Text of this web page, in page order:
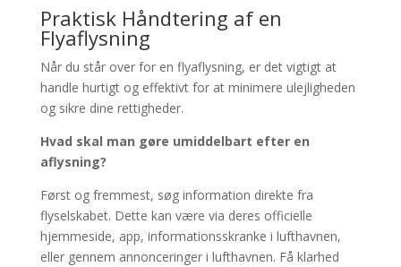
Praktisk Håndtering af en
Flyaflysning
Når du står over for en flyaflysning, er det vigtigt at
handle hurtigt og effektivt for at minimere ulejligheden
og sikre dine rettigheder.
Hvad skal man gøre umiddelbart efter en
aflysning?
Først og fremmest, søg information direkte fra
flyselskabet. Dette kan være via deres officielle
hjemmeside, app, informationsskranke i lufthavnen,
eller gennem annonceringer i lufthavnen. Få klarhed